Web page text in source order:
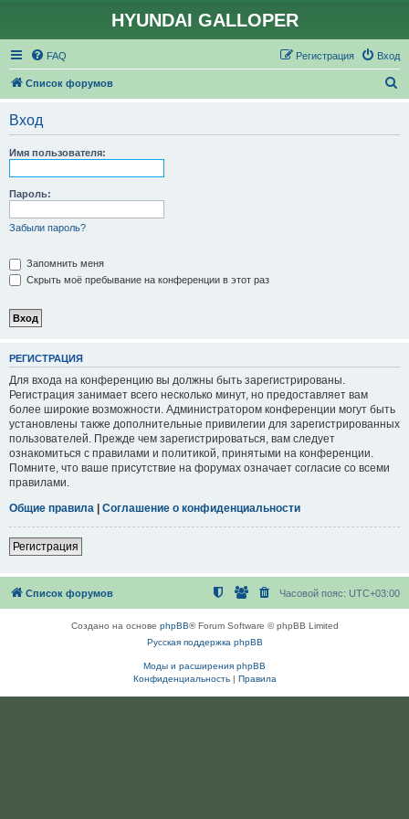
HYUNDAI GALLOPER
FAQ Вход
Регистрация
Список форумов
Вход
Имя пользователя:
Пароль:
Забыли пароль?
Запомнить меня
Скрыть моё пребывание на конференции в этот раз
РЕГИСТРАЦИЯ
Для входа на конференцию вы должны быть зарегистрированы.
Регистрация занимает всего несколько минут, но предоставляет вам
более широкие возможности. Администратором конференции могут быть
установлены также дополнительные привилегии для зарегистрированных
пользователей. Прежде чем зарегистрироваться, вам следует
ознакомиться с правилами и политикой, принятыми на конференции.
Помните, что ваше присутствие на форумах означает согласие со всеми
правилами.
Общие правила | Соглашение о конфиденциальности
Регистрация
Список форумов Часовой пояс: UTC+03:00
Создано на основе phpBB® Forum Software © phpBB Limited
Русская поддержка phpBB
Моды и расширения phpBB
Конфиденциальность| Правила